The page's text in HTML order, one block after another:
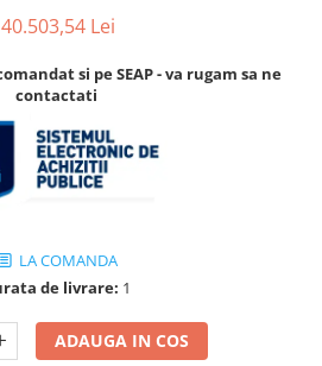
de
si
40.503,54 Lei
si pe SEAP - va rugam sa ne
contactati
LA COMANDA
de livrare: 1
ADAUGA IN COS